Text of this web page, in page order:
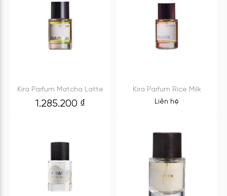
Kira Parfum Matcha Latte
1.285.200 ₫
Kira Parfum Rice Milk
Liên hệ